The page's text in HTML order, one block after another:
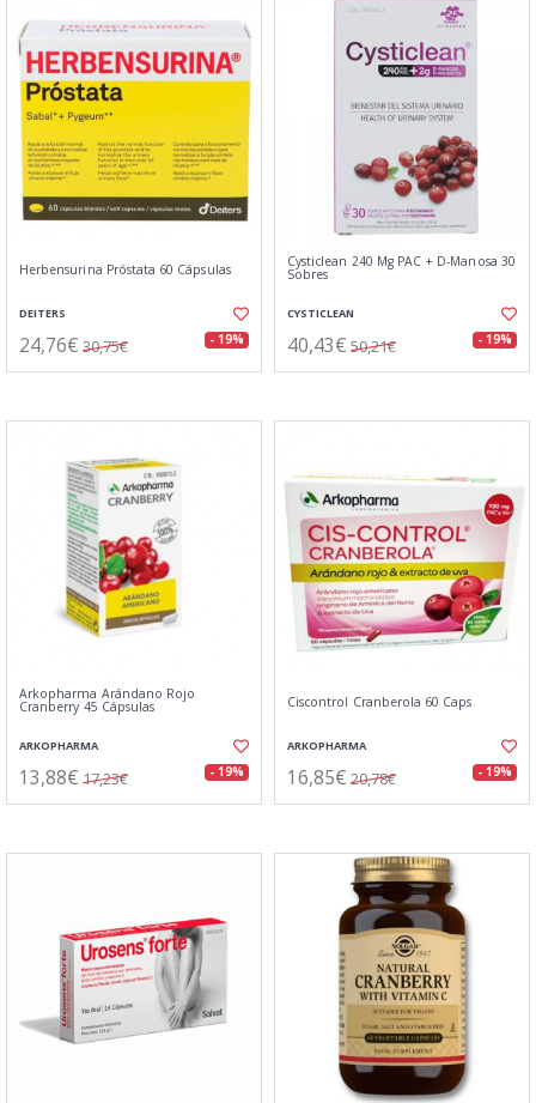
Herbensurina Próstata 60 Cápsulas
DEITERS
24,76€ 30,75€ - 19%
Cysticlean 240 Mg PAC + D-Manosa 30
Sobres
CYSTICLEAN
40,43€ 50,21€ - 19%
Arkopharma Arándano Rojo
Cranberry 45 Cápsulas
ARKOPHARMA
13,88€ 17,23€ - 19%
Ciscontrol Cranberola 60 Caps
ARKOPHARMA
16,85€ 20,78€ - 19%